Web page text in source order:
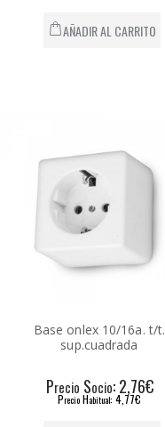
AÑADIR AL CARRITO
Base onlex 10/16a. t/t.
sup.cuadrada
Precio Socio: 2,76€
Precio Habitual: 4,77€